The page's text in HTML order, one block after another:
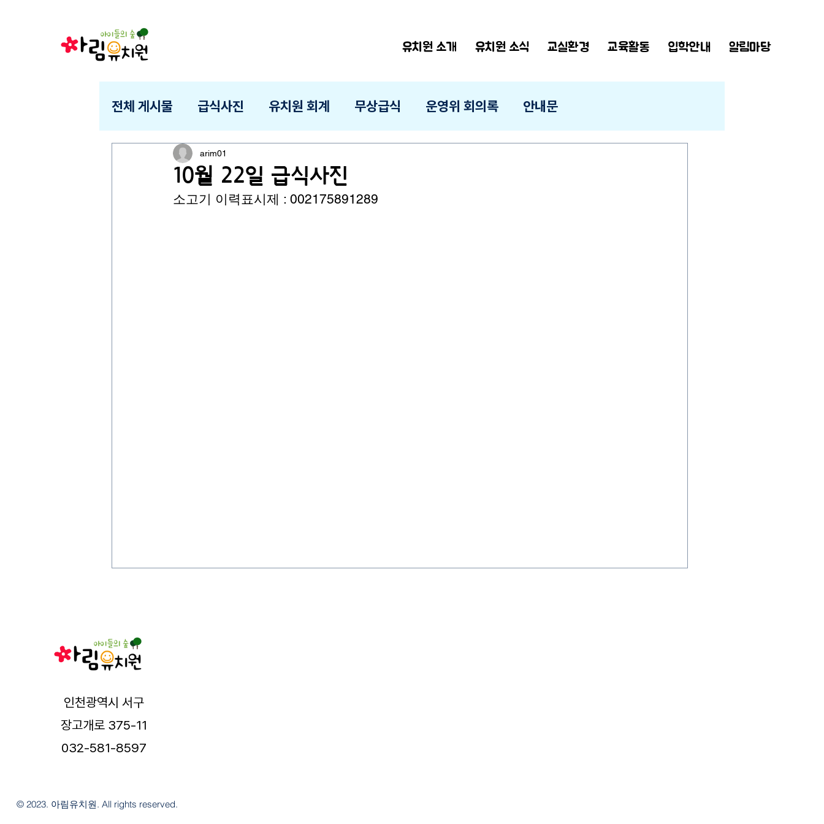
유치원 소개 유치원 소식 교실환경 교육활동 입학안내 알림마당
전체 게시물 급식사진 유치원 회계 무상급식 운영위 회의록 안내문
10월 22일 급식사진
arim01
소고기 이력표시제 : 002175891289
인천광역시 서구
장고개로 375-11
032-581-8597
© 2023. 아림유치원. All rights reserved.